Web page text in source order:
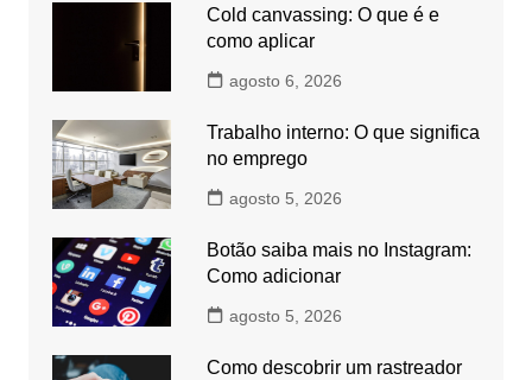
Cold canvassing: O que é e
como aplicar
agosto 6, 2026
Trabalho interno: O que significa
no emprego
agosto 5, 2026
Botão saiba mais no Instagram:
Como adicionar
agosto 5, 2026
Como descobrir um rastreador